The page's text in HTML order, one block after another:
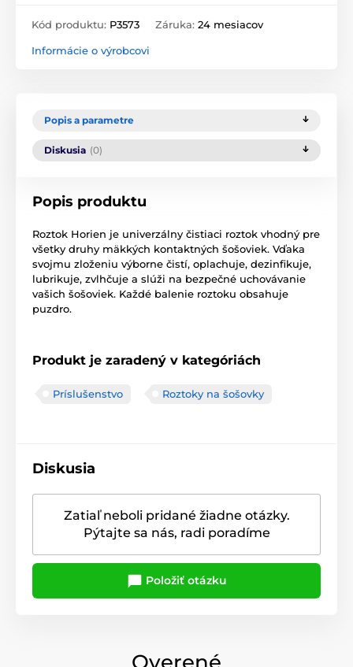
Kód produktu: P3573 Záruka: 24 mesiacov
Informácie o výrobcovi
Popis a parametre
Diskusia (0)
Popis produktu
Roztok Horien je univerzálny čistiaci roztok vhodný pre
všetky druhy mäkkých kontaktných šošoviek. Vďaka
svojmu zloženiu výborne čistí, oplachuje, dezinfikuje,
lubrikuje, zvlhčuje a slúži na bezpečné uchovávanie
vašich šošoviek. Každé balenie roztoku obsahuje
puzdro.
Produkt je zaradený v kategóriách
Príslušenstvo Roztoky na šošovky
Diskusia
Zatiaľ neboli pridané žiadne otázky.
Pýtajte sa nás, radi poradíme
Položiť otázku